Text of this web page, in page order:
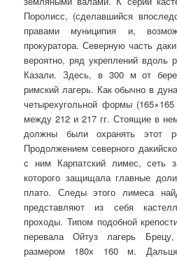
Поролисс, (сделавшийся
правами муниципия и,
прокуратора. Северную часть
вероятно, ряд укреплений
Казали. Здесь, в 300 м от
римский лагерь. Как обычно в
четырехугольной формы
между 212 и 217 гг. Стоящие в
должны были охранять этот
Продолжением северного
с ним Карпатский лимес, сеть
которого защищала главные
плато. Следы этого лимеса
представляют из себя
проходы. Типом подобной
перевала Ойтуз лагерь
размером 180х 160 м.